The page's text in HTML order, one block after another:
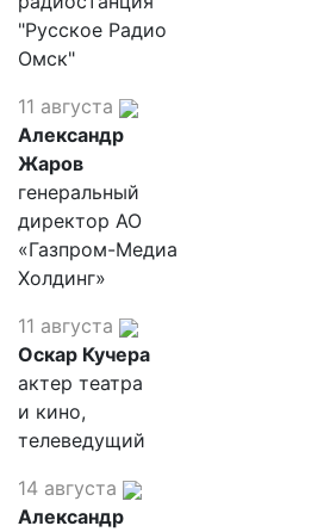
"Русское Радио
Омск"
11 августа
Александр
Жаров
генеральный
директор АО
«Газпром-Медиа
Холдинг»
11 августа
Оскар Кучера
актер театра
и кино,
телеведущий
14 августа
Александр